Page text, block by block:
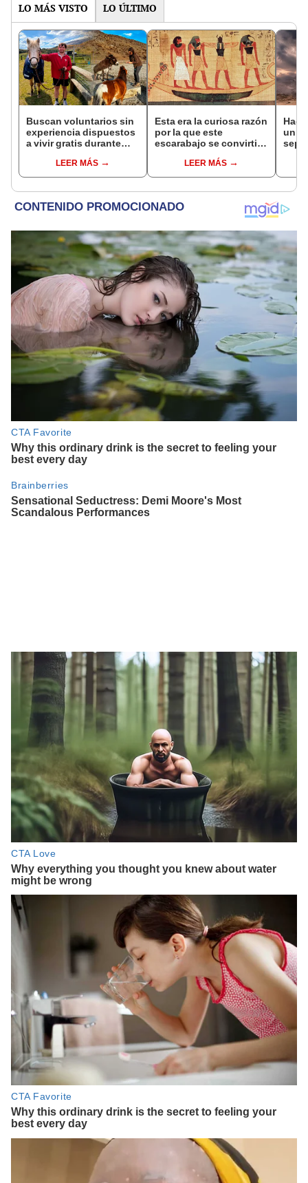
LO MÁS VISTO LO ÚLTIMO
Buscan voluntarios sin
experiencia dispuestos
a vivir gratis durante
cuidar caballos, burros
y otros animales
LEER MÁS
Esta era la curiosa razón
por la que este
escarabajo se convirtió
antiguo Egipto: la
respuesta te
LEER MÁS
un